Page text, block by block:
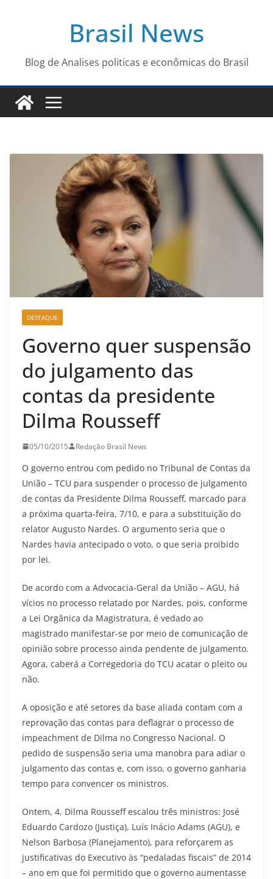
conteúdo
Brasil News
Blog de Analises politicas e econômicas do Brasil
DESTAQUE
Governo quer suspensão
do julgamento das
contas da presidente
Dilma Rousseff
05/10/2015 Redação Brasil News
O governo entrou com pedido no Tribunal de Contas da
União – TCU para suspender o processo de julgamento
de contas da Presidente Dilma Rousseff, marcado para
a próxima quarta-feira, 7/10, e para a substituição do
relator Augusto Nardes. O argumento seria que o
Nardes havia antecipado o voto, o que seria proibido
por lei.
De acordo com a Advocacia-Geral da União – AGU, há
vícios no processo relatado por Nardes, pois, conforme
a Lei Orgânica da Magistratura, é vedado ao
magistrado manifestar-se por meio de comunicação de
opinião sobre processo ainda pendente de julgamento.
Agora, caberá a Corregedoria do TCU acatar o pleito ou
não.
A oposição e até setores da base aliada contam com a
reprovação das contas para deflagrar o processo de
impeachment de Dilma no Congresso Nacional. O
pedido de suspensão seria uma manobra para adiar o
julgamento das contas e, com isso, o governo ganharia
tempo para convencer os ministros.
Ontem, 4, Dilma Rousseff escalou três ministros: José
Eduardo Cardozo (Justiça), Luís Inácio Adams (AGU), e
Nelson Barbosa (Planejamento), para reforçarem as
justificativas do Executivo às “pedaladas fiscais” de 2014
– ano em que foi permitido que o governo aumentasse